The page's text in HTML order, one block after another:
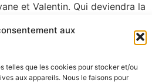
aux
telles que les cookies pour stocker et/ou
aux appareils. Nous le faisons pour
et Valentin. Qui deviendra la